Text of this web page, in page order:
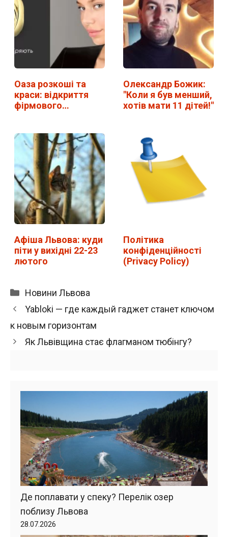
Оаза розкоші та
краси: відкриття
фірмового…
Олександр Божик:
"Коли я був менший,
хотів мати 11 дітей!"
Афіша Львова: куди
піти у вихідні 22-23
лютого
Політика
конфіденційності
(Privacy Policy)
Категорії
Новини Львова
Yabloki — где каждый гаджет станет ключом
к новым горизонтам
Як Львівщина стає флагманом тюбінгу?
Де поплавати у спеку? Перелік озер
поблизу Львова
28.07.2026